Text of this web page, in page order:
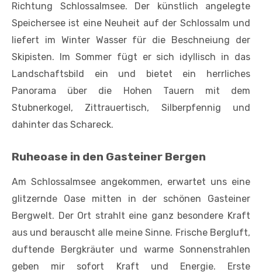
Richtung Schlossalmsee. Der künstlich angelegte
Speichersee ist eine Neuheit auf der Schlossalm und
liefert im Winter Wasser für die Beschneiung der
Skipisten. Im Sommer fügt er sich idyllisch in das
Landschaftsbild ein und bietet ein herrliches
Panorama über die Hohen Tauern mit dem
Stubnerkogel, Zittrauertisch, Silberpfennig und
dahinter das Schareck.
Ruheoase in den Gasteiner Bergen
Am Schlossalmsee angekommen, erwartet uns eine
glitzernde Oase mitten in der schönen Gasteiner
Bergwelt. Der Ort strahlt eine ganz besondere Kraft
aus und berauscht alle meine Sinne. Frische Bergluft,
duftende Bergkräuter und warme Sonnenstrahlen
geben mir sofort Kraft und Energie. Erste